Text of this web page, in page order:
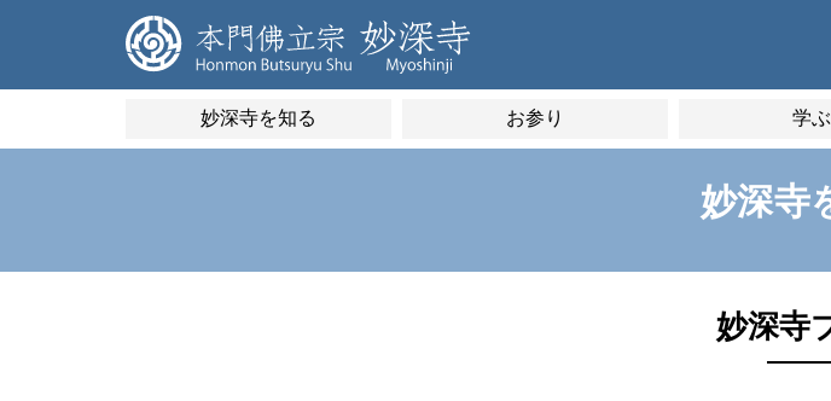
妙深寺を知る お参り 学ぶ
妙深寺
妙深寺